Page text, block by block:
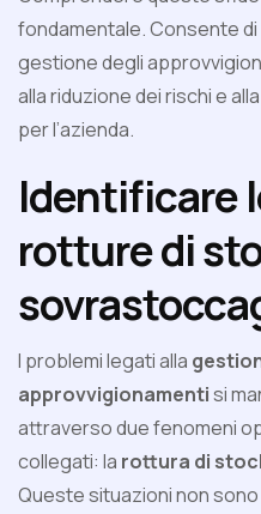
fondamentale. Consente
gestione degli
alla riduzione dei rischi e
per l’azienda.
Identificare
rotture di
I problemi legati alla
approvvigionamentisi
attraverso due fenomeni
collegati: la rottura di
Queste situazioni non